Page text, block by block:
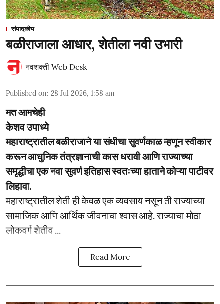
संपादकीय
बळीराजाला आधार, शेतीला नवी उभारी
नवशक्ती Web Desk
Published on: 28 Jul 2026, 1:58 am
मत आमचेही
केशव उपाध्ये
महाराष्ट्रातील बळीराजाने या संधीचा सुवर्णकाळ म्हणून स्वीकार
करून आधुनिक तंत्रज्ञानाची कास धरावी आणि राज्याच्या
समृद्धीचा एक नवा सुवर्ण इतिहास स्वतःच्या हाताने कोऱ्या पाटीवर
लिहावा.
महाराष्ट्रातील शेती ही केवळ एक व्यवसाय नसून ती राज्याच्या
सामाजिक आणि आर्थिक जीवनाचा श्वास आहे. राज्याचा मोठा
लोकवर्ग शेतीव ...
Read More